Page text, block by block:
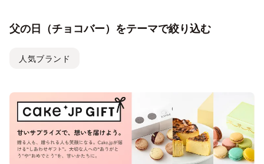
父の日（チョコバー）をテーマで絞り込む
人気ブランド